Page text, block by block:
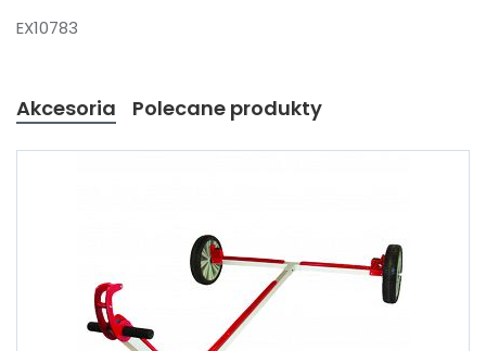
EX10783
Akcesoria Polecane produkty